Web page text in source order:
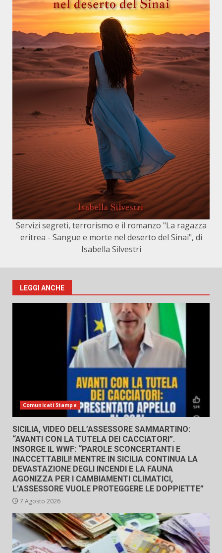
Servizi segreti, terrorismo e il romanzo "La ragazza
eritrea - Sangue e morte nel deserto del Sinai", di
Isabella Silvestri
LEGGI ANCHE
Comunicati Stampa
SICILIA, VIDEO DELL’ASSESSORE SAMMARTINO:
“AVANTI CON LA TUTELA DEI CACCIATORI”.
INSORGE IL WWF: “PAROLE SCONCERTANTI E
INACCETTABILI! MENTRE IN SICILIA CONTINUA LA
DEVASTAZIONE DEGLI INCENDI E LA FAUNA
AGONIZZA PER I CAMBIAMENTI CLIMATICI,
L’ASSESSORE VUOLE PROTEGGERE LE DOPPIETTE”
7 Agosto 2026